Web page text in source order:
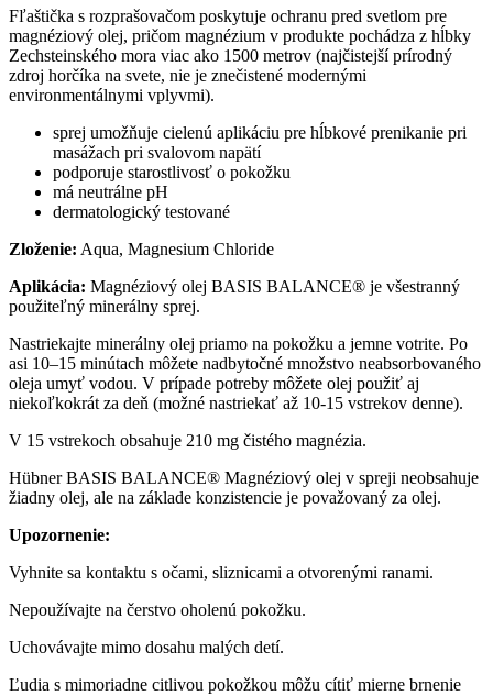
Fľaštička s rozprašovačom poskytuje ochranu pred svetlom pre
magnéziový olej, pričom magnézium v produkte pochádza z hĺbky
Zechsteinského mora viac ako 1500 metrov (najčistejší prírodný
zdroj horčíka na svete, nie je znečistené modernými
environmentálnymi vplyvmi).
sprej umožňuje cielenú aplikáciu pre hĺbkové prenikanie pri
masážach pri svalovom napätí
podporuje starostlivosť o pokožku
má neutrálne pH
dermatologický testované
Zloženie: Aqua, Magnesium Chloride
Aplikácia: Magnéziový olej BASIS BALANCE® je všestranný
použiteľný minerálny sprej.
Nastriekajte minerálny olej priamo na pokožku a jemne votrite. Po
asi 10–15 minútach môžete nadbytočné množstvo neabsorbovaného
oleja umyť vodou. V prípade potreby môžete olej použiť aj
niekoľkokrát za deň (možné nastriekať až 10-15 vstrekov denne).
V 15 vstrekoch obsahuje 210 mg čistého magnézia.
Hübner BASIS BALANCE® Magnéziový olej v spreji neobsahuje
žiadny olej, ale na základe konzistencie je považovaný za olej.
Upozornenie:
Vyhnite sa kontaktu s očami, sliznicami a otvorenými ranami.
Nepoužívajte na čerstvo oholenú pokožku.
Uchovávajte mimo dosahu malých detí.
Ľudia s mimoriadne citlivou pokožkou môžu cítiť mierne brnenie